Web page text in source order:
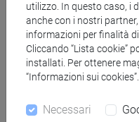
Struttura
MATEMATICA
utilizzo. In questo caso, i
anche con i nostri
informazioni per finalità
Cliccando “Lista cookie”
installati. Per ottenere
“Informazioni sui cookies”.
Necessari